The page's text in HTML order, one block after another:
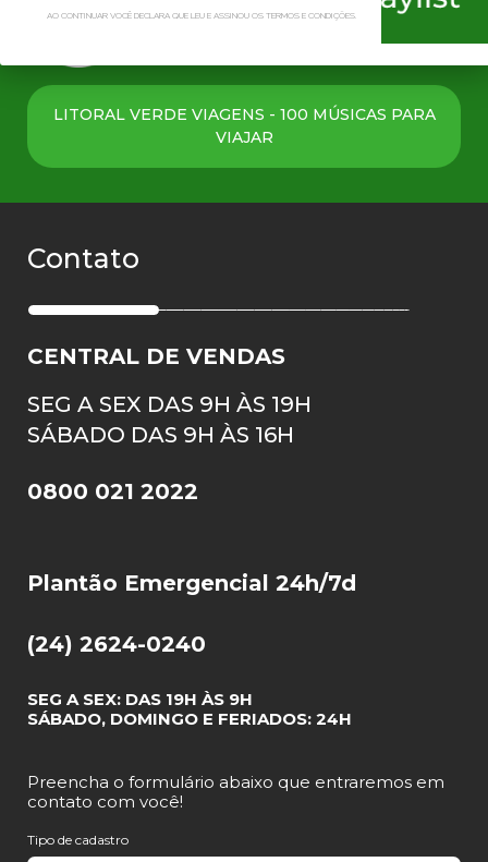
LITORAL VERDE VIAGENS - 100 MÚSICAS PARA
VIAJAR
Contato
CENTRAL DE VENDAS
SEG A SEX DAS 9H ÀS 19H
SÁBADO DAS 9H ÀS 16H
0800 021 2022
Plantão Emergencial 24h/7d
(24) 2624-0240
SEG A SEX: DAS 19H ÀS 9H
SÁBADO, DOMINGO E FERIADOS: 24H
Preencha o formulário abaixo que entraremos em
contato com você!
Tipo de cadastro
AO CONTINUAR VOCÊ DECLARA QUE LEU E ASSINOU OS TERMOS E CONDIÇÕES.